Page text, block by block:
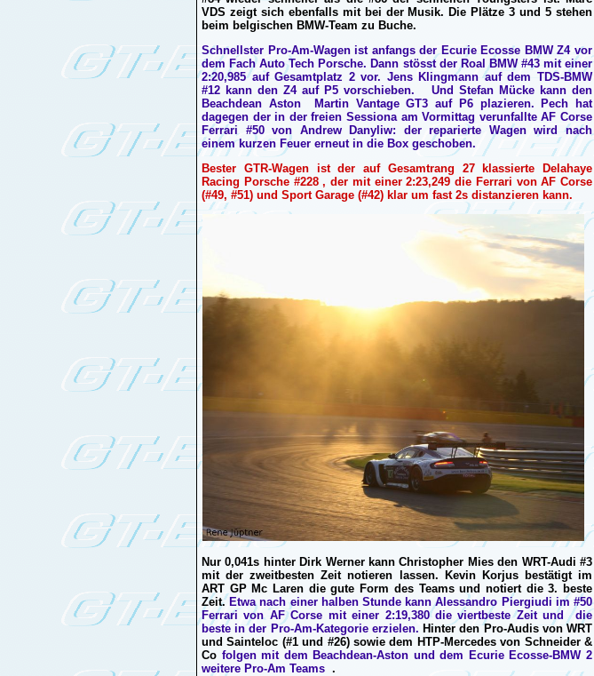
VDS zeigt sich ebenfalls mit bei der Musik. Die Plätze 3 und 5 stehen
beim belgischen BMW-Team zu Buche.
Schnellster Pro-Am-Wagen ist anfangs der Ecurie Ecosse BMW Z4 vor
dem Fach Auto Tech Porsche. Dann stösst der Roal BMW #43 mit einer
2:20,985 auf Gesamtplatz 2 vor. Jens Klingmann auf dem TDS-BMW
#12 kann den Z4 auf P5 vorschieben. Und Stefan Mücke kann den
Beachdean Aston Martin Vantage GT3 auf P6 plazieren. Pech hat
dagegen der in der freien Sessiona am Vormittag verunfallte AF Corse
Ferrari #50 von Andrew Danyliw: der reparierte Wagen wird nach
einem kurzen Feuer erneut in die Box geschoben.
Bester GTR-Wagen ist der auf Gesamtrang 27 klassierte Delahaye
Racing Porsche #228 , der mit einer 2:23,249 die Ferrari von AF Corse
(#49, #51) und Sport Garage (#42) klar um fast 2s distanzieren kann.
Nur 0,041s hinter Dirk Werner kann Christopher Mies den WRT-Audi #3
mit der zweitbesten Zeit notieren lassen. Kevin Korjus bestätigt im
ART GP Mc Laren die gute Form des Teams und notiert die 3. beste
Zeit. Etwa nach einer halben Stunde kann Alessandro Piergiudi im #50
Ferrari von AF Corse mit einer 2:19,380 die viertbeste Zeit und die
beste in der Pro-Am-Kategorie erzielen. Hinter den Pro-Audis von WRT
und Sainteloc (#1 und #26) sowie dem HTP-Mercedes von Schneider &
Co folgen mit dem Beachdean-Aston und dem Ecurie Ecosse-BMW 2
weitere Pro-Am Teams .